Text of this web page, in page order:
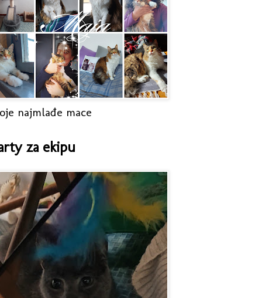
najmlađe mace
za ekipu